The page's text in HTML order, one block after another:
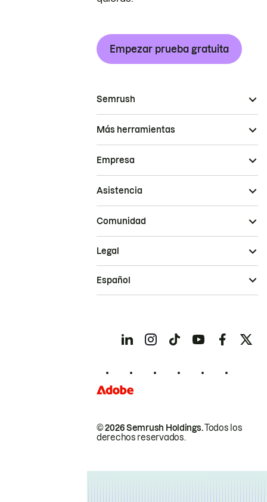
Empezar prueba gratuita
Semrush
Más herramientas
Empresa
Asistencia
Comunidad
© 2026 Semrush Holdings.Todos los
derechos reservados.
Legal
Español